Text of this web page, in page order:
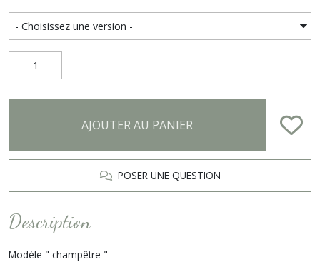
AJOUTER AU PANIER
POSER UNE QUESTION
Description
Modèle " champêtre "